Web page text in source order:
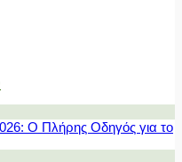
Ο Πλήρης Οδηγός για το